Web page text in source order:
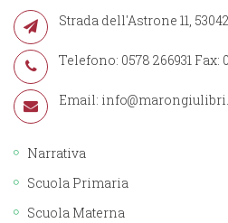
Strada dell'Astrone 11,
Telefono: 0578 266931 Fax:
Email:
Narrativa
Scuola Primaria
Scuola Materna